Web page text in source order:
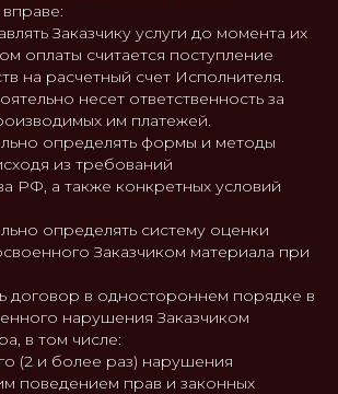
Заказчику услуги до момента их
оплаты считается поступление
на расчетный счет Исполнителя.
несет ответственность за
им платежей.
определять формы и методы
из требований
РФ, а также конкретных условий
определять систему оценки
Заказчиком материала при
договор в одностороннем порядке в
нарушения Заказчиком
в том числе:
(2 и более раз) нарушения
поведением прав и законных